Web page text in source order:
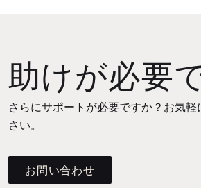
助けが必要
さらにサポートが必要ですか？お気
さい。
お問い合わせ